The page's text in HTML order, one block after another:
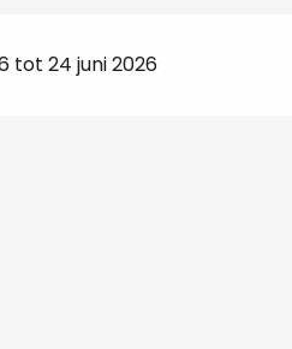
tot 24 juni 2026